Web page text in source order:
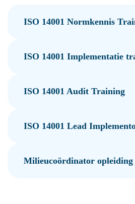
ISO 14001 Normkennis
ISO 14001 Implementatie
ISO 14001 Audit Training
ISO 14001 Lead
Milieucoördinator opleiding